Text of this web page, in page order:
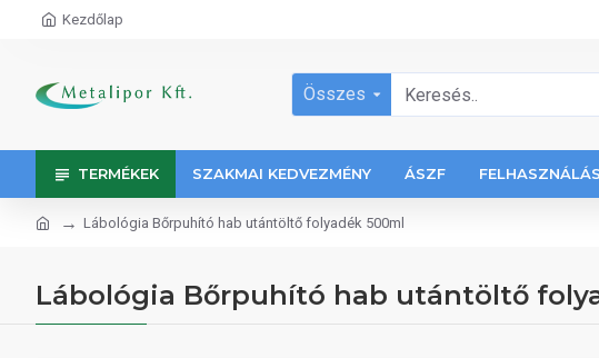
Kezdőlap
Összes
TERMÉKEK SZAKMAI KEDVEZMÉNY ÁSZF
Lábológia Bőrpuhító hab utántöltő folyadék 500ml
Lábológia Bőrpuhító hab utántöltő